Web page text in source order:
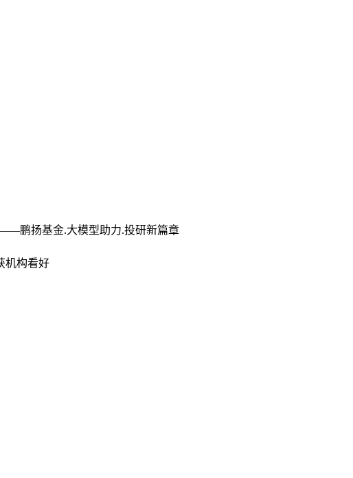
鹏扬基金.大模型助力.投研新篇章
机构看好